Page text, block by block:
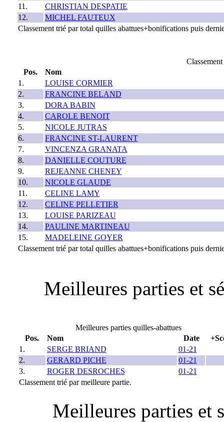
11.
CHRISTIAN DESPATIE
12.
MICHEL FAUTEUX
Classement trié par total quilles abattues+bonifications puis
Pos.
Nom
1.
LOUISE CORMIER
2.
FRANCINE BELAND
3.
DORA BABIN
4.
CAROLE BENOIT
5.
NICOLE JUTRAS
6.
FRANCINE ST-LAURENT
7.
VINCENZA GRANATA
8.
DANIELLE COUTURE
9.
REJEANNE CHENEY
10.
NICOLE GLAUDE
11.
CELINE LAMY
12.
CELINE PELLETIER
13.
LOUISE PARIZEAU
14.
PAULINE MARTINEAU
15.
MADELEINE GOYER
Classement trié par total quilles abattues+bonifications puis
Meilleures parties et
Meilleures parties quilles-abattues
Pos.
Nom Date
1.
SERGE BRIAND
01-21
2.
GERARD PICHE
01-21
3.
ROGER DESROCHES
01-21
Classement trié par meilleure partie.
Meilleures parties et